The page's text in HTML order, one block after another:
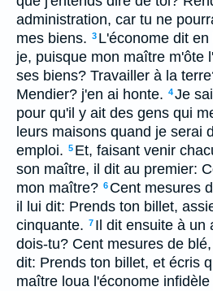
administration, car tu ne
mes biens. 3 L'économe dit
je, puisque mon maître m'ôte
ses biens? Travailler à la
Mendier? j'en ai honte. 4Je
pour qu'il y ait des gens qui
leurs maisons quand je serai
emploi. 5 Et, faisant venir
son maître, il dit au premier:
mon maître? 6 Cent mesures
il lui dit: Prends ton billet,
cinquante. 7 Il dit ensuite à un
dois-tu? Cent mesures de
dit: Prends ton billet, et écris
maître loua l'économe